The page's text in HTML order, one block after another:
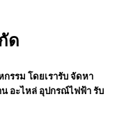
ด
รรม โดยเรารับ จัดหา
อะไหล่ อุปกรณ์ไฟฟ้า รับ